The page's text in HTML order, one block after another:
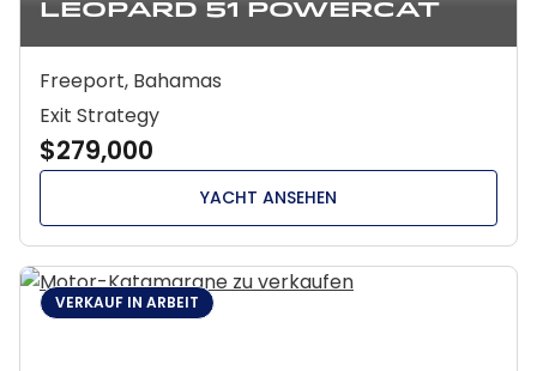
Leopard 51 Powercat
Freeport, Bahamas
Exit Strategy
$279,000
YACHT ANSEHEN
VERKAUF IN ARBEIT